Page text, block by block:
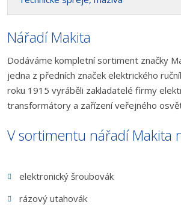
Nářadí Makita
Dodáváme kompletní sortiment značky
jedna z předních značek elektrického
roku 1915 vyráběli zakladatelé firmy
transformátory a zařízení veřejného
V sortimentu nářadí Makita
elektronický šroubovák
rázový utahovák